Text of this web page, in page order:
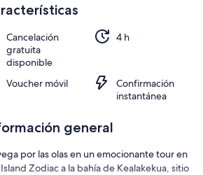
Cancelación
gratuita
disponible
4 h
Voucher móvil
Confirmación
instantánea
general
por las olas en un emocionante tour en
Zodiac a la bahía de Kealakekua, sitio